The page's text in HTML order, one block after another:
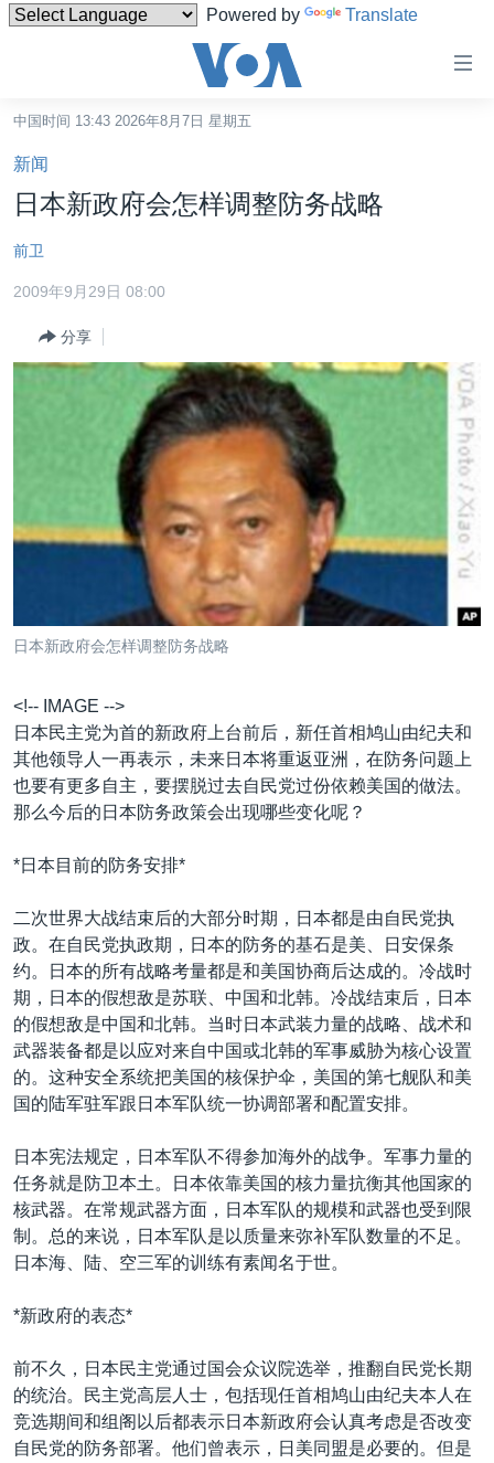
Powered by Translate
碍
链
接
转
内
到
台湾
港澳
国际
非洲
全球议题
经济·金融·贸易
人权·法律·宗教
科教·文娱·体健
军事
国会报道
美国建国250周年
美国之音专访
重要讲话与声明
台海两岸关系
南中国海争端
关注西藏
GEN Z 看美国
VOA今日焦点
关注我们
其他语言网站
中国时间 13:43 2026年8月7日 星期五
新闻
日本新政府会怎样调整防务战略
前卫
2009年9月29日 08:00
分享
日本新政府会怎样调整防务战略
<!-- IMAGE -->
日本民主党为首的新政府上台前后，新任首相鸠山由纪夫和
其他领导人一再表示，未来日本将重返亚洲，在防务问题上
也要有更多自主，要摆脱过去自民党过份依赖美国的做法。
那么今后的日本防务政策会出现哪些变化呢？
*日本目前的防务安排*
二次世界大战结束后的大部分时期，日本都是由自民党执
政。在自民党执政期，日本的防务的基石是美、日安保条
约。日本的所有战略考量都是和美国协商后达成的。冷战时
期，日本的假想敌是苏联、中国和北韩。冷战结束后，日本
的假想敌是中国和北韩。当时日本武装力量的战略、战术和
武器装备都是以应对来自中国或北韩的军事威胁为核心设置
的。这种安全系统把美国的核保护伞，美国的第七舰队和美
国的陆军驻军跟日本军队统一协调部署和配置安排。
日本宪法规定，日本军队不得参加海外的战争。军事力量的
任务就是防卫本土。日本依靠美国的核力量抗衡其他国家的
核武器。在常规武器方面，日本军队的规模和武器也受到限
制。总的来说，日本军队是以质量来弥补军队数量的不足。
日本海、陆、空三军的训练有素闻名于世。
*新政府的表态*
前不久，日本民主党通过国会众议院选举，推翻自民党长期
的统治。民主党高层人士，包括现任首相鸠山由纪夫本人在
竞选期间和组阁以后都表示日本新政府会认真考虑是否改变
自民党的防务部署。他们曾表示，日美同盟是必要的。但是